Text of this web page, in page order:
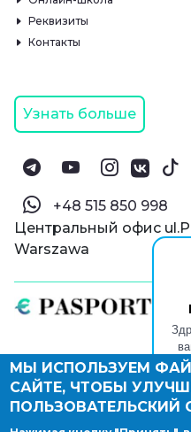
© Паспорт Онлайн
Политика
Оферта и
Реквизиты
Контакты
Узнать больше
‪+48 515 850 998‬
Центральный офис
Warszawa
МЫ ИСПОЛЬЗУЕМ
САЙТЕ, ЧТОБЫ
ПОЛЬЗОВАТЕЛЬСКИЙ